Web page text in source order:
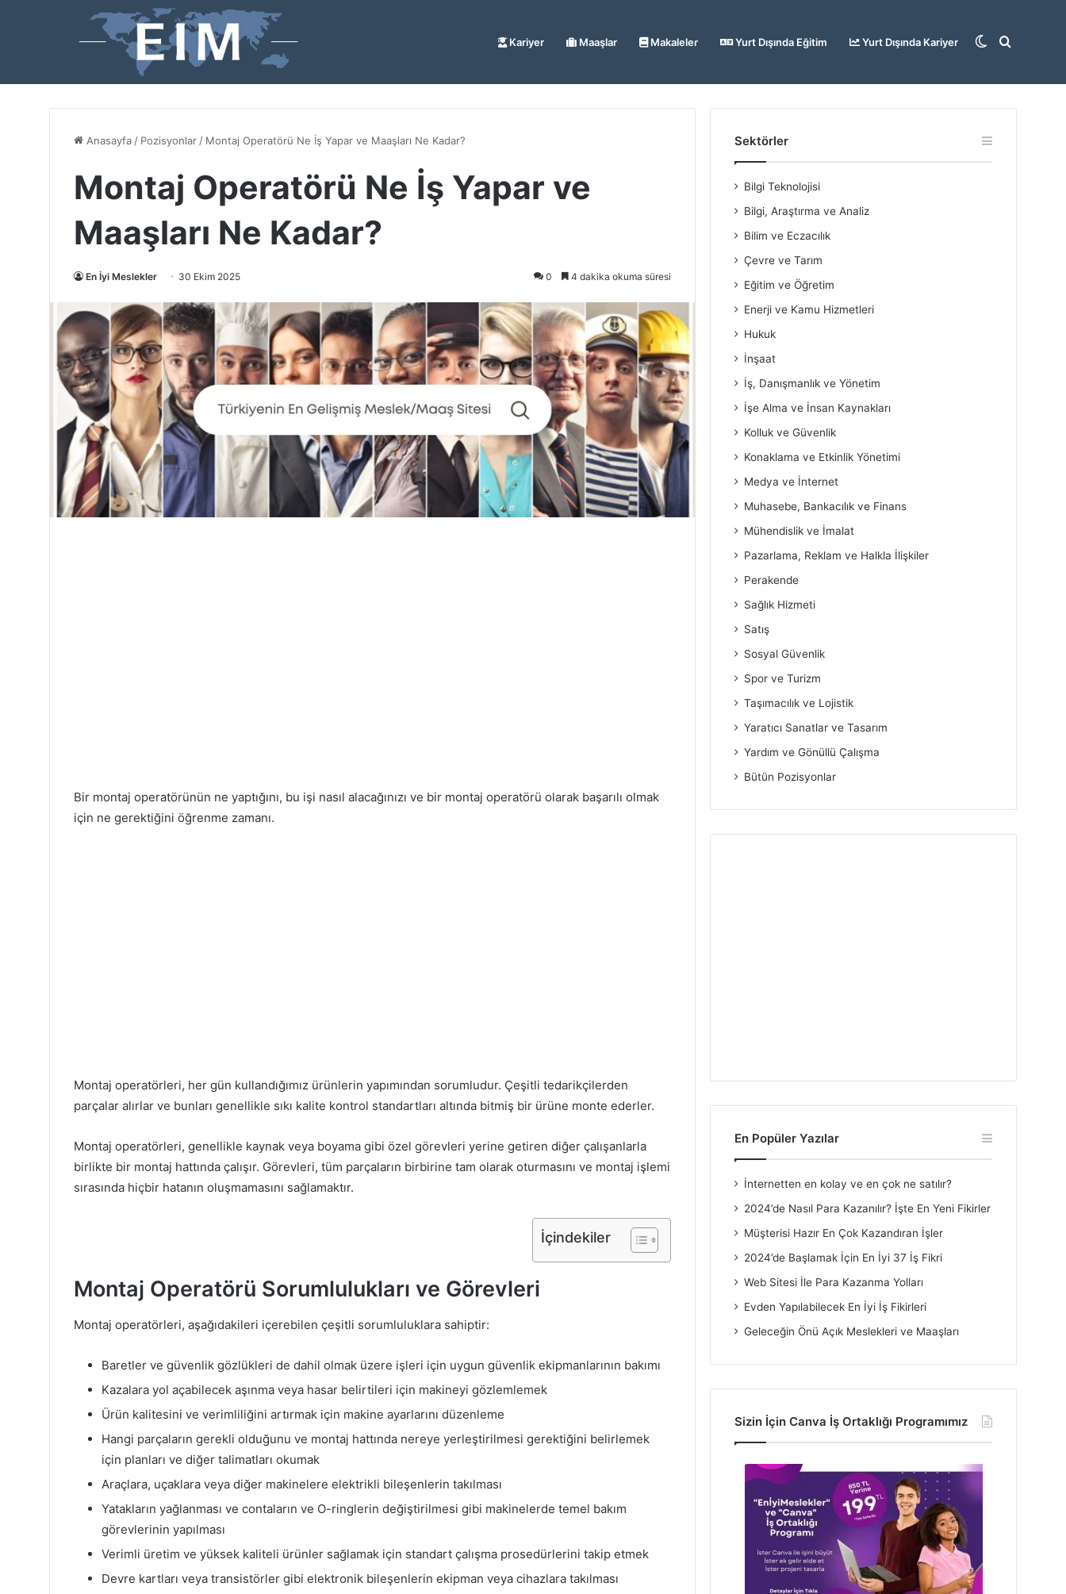
Kariyer Maaşlar Makaleler Yurt Dışında Eğitim Yurt Dışında Kariyer Arama
Dış
Anasayfa / Pozisyonlar / Montaj Operatörü Ne İş Yapar ve Maaşları Ne Kadar?
Montaj Operatörü Ne İş Yapar ve
Maaşları Ne Kadar?
En İyi Meslekler 30 Ekim 2025 0 4 dakika okuma süresi
Bir montaj operatörünün ne yaptığını, bu işi nasıl alacağınızı ve bir montaj operatörü olarak başarılı olmak
için ne gerektiğini öğrenme zamanı.
Montaj operatörleri, her gün kullandığımız ürünlerin yapımından sorumludur. Çeşitli tedarikçilerden
parçalar alırlar ve bunları genellikle sıkı kalite kontrol standartları altında bitmiş bir ürüne monte ederler.
Montaj operatörleri, genellikle kaynak veya boyama gibi özel görevleri yerine getiren diğer çalışanlarla
birlikte bir montaj hattında çalışır. Görevleri, tüm parçaların birbirine tam olarak oturmasını ve montaj işlemi
sırasında hiçbir hatanın oluşmamasını sağlamaktır.
İçindekiler
Montaj Operatörü Sorumlulukları ve Görevleri
Montaj operatörleri, aşağıdakileri içerebilen çeşitli sorumluluklara sahiptir:
Baretler ve güvenlik gözlükleri de dahil olmak üzere işleri için uygun güvenlik ekipmanlarının bakımı
Kazalara yol açabilecek aşınma veya hasar belirtileri için makineyi gözlemlemek
Ürün kalitesini ve verimliliğini artırmak için makine ayarlarını düzenleme
Hangi parçaların gerekli olduğunu ve montaj hattında nereye yerleştirilmesi gerektiğini belirlemek
için planları ve diğer talimatları okumak
Araçlara, uçaklara veya diğer makinelere elektrikli bileşenlerin takılması
Yatakların yağlanması ve contaların ve O-ringlerin değiştirilmesi gibi makinelerde temel bakım
görevlerinin yapılması
Verimli üretim ve yüksek kaliteli ürünler sağlamak için standart çalışma prosedürlerini takip etmek
Devre kartları veya transistörler gibi elektronik bileşenlerin ekipman veya cihazlara takılması
Sektörler
Bilgi Teknolojisi
Bilgi, Araştırma ve Analiz
Bilim ve Eczacılık
Çevre ve Tarım
Eğitim ve Öğretim
Enerji ve Kamu Hizmetleri
Hukuk
İnşaat
İş, Danışmanlık ve Yönetim
İşe Alma ve İnsan Kaynakları
Kolluk ve Güvenlik
Konaklama ve Etkinlik Yönetimi
Medya ve İnternet
Muhasebe, Bankacılık ve Finans
Mühendislik ve İmalat
Pazarlama, Reklam ve Halkla İlişkiler
Perakende
Sağlık Hizmeti
Satış
Sosyal Güvenlik
Spor ve Turizm
Taşımacılık ve Lojistik
Yaratıcı Sanatlar ve Tasarım
Yardım ve Gönüllü Çalışma
Bütün Pozisyonlar
En Popüler Yazılar
İnternetten en kolay ve en çok ne satılır?
2024’de Nasıl Para Kazanılır? İşte En Yeni Fikirler
Müşterisi Hazır En Çok Kazandıran İşler
2024’de Başlamak İçin En İyi 37 İş Fikri
Web Sitesi İle Para Kazanma Yolları
Evden Yapılabilecek En İyi İş Fikirleri
Geleceğin Önü Açık Meslekleri ve Maaşları
Sizin İçin Canva İş Ortaklığı Programımız